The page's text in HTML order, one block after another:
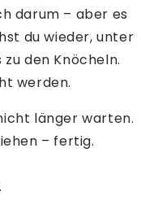
darum – aber es
du wieder, unter
den Knöcheln.
werden.
länger warten.
– fertig.